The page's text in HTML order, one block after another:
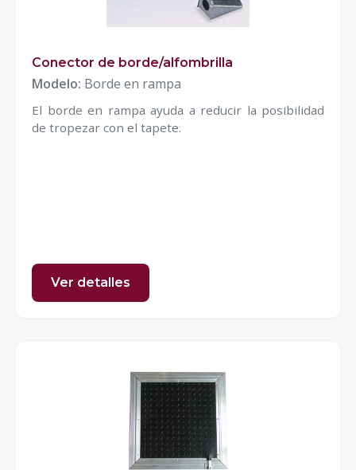
Conector de borde/alfombrilla
Modelo: Borde en rampa
El borde en rampa ayuda a reducir la posibilidad
de tropezar con el tapete.
Ver detalles